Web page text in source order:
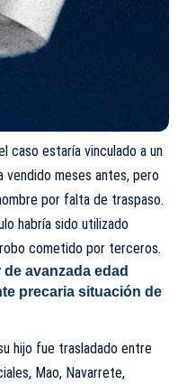
caso estaría vinculado a un
vendido meses antes, pero
por falta de traspaso.
habría sido utilizado
cometido por terceros.
de avanzada edad
precaria situación de
hijo fue trasladado entre
Mao, Navarrete,